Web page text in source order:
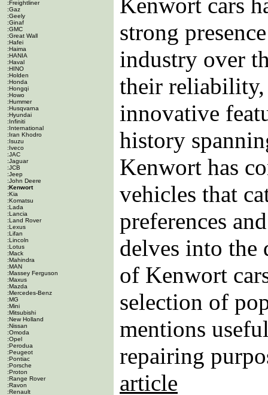
:Freightliner
:Gaz
:Geely
:Ginaf
:GMC
:Great Wall
:Hafei
:Haima
:HANIA
:Haval
:HINO
:Holden
:Honda
:Hongqi
:Howo
:Hummer
:Husqvarna
:Hyundai
:Infiniti
:International
:Iran Khodro
:Isuzu
:Iveco
:JAC
:Jaguar
:JCB
:Jeep
:John Deere
:Kenwort
:Kia
:Komatsu
:Lada
:Lancia
:Land Rover
:Lexus
:Lifan
:Lincoln
:Lotus
:Mack
:Mahindra
:MAN
:Massey Ferguson
:Maxus
:Mazda
:Mercedes-Benz
:MG
:Mini
:Mitsubishi
:New Holland
:Nissan
:Omoda
:Opel
:Perodua
:Peugeot
:Pontiac
:Porsche
:Proton
:Range Rover
:Ravon
:Renault
strong
industry over
their reliability,
innovative
history
Kenwort has
vehicles that
preferences
delves into the
of Kenwort
selection of
mentions
repairing
article